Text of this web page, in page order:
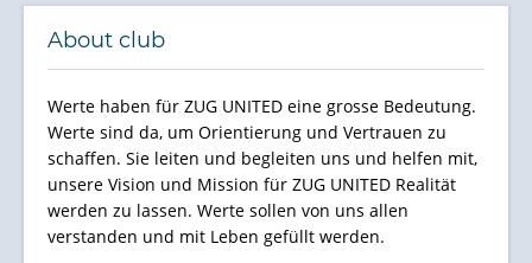
About club
Werte haben für ZUG UNITED eine grosse Bedeutung.
Werte sind da, um Orientierung und Vertrauen zu
schaffen. Sie leiten und begleiten uns und helfen mit,
unsere Vision und Mission für ZUG UNITED Realität
werden zu lassen. Werte sollen von uns allen
verstanden und mit Leben gefüllt werden.